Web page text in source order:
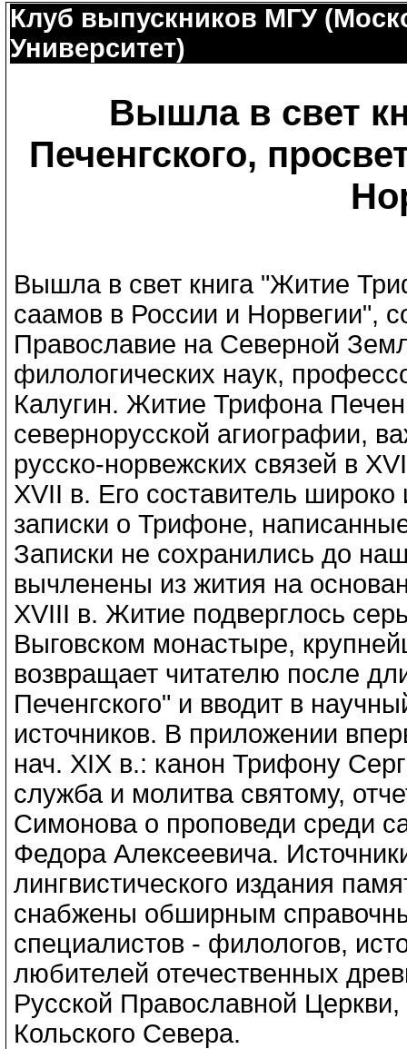
Клуб выпускников МГУ
Университет)
Вышла в свет
Печенгского,
Вышла в свет книга "Житие
саамов в России и Норвегии",
Православие на Северной
филологических наук,
Калугин. Житие Трифона
севернорусской агиографии,
русско-норвежских связей в
XVII в. Его составитель
записки о Трифоне,
Записки не сохранились до
вычленены из жития на
XVIII в. Житие подверглось
Выговском монастыре,
возвращает читателю после
Печенгского" и вводит в
источников. В приложении
нач. XIX в.: канон Трифону
служба и молитва святому,
Симонова о проповеди среди
Федора Алексеевича.
лингвистического издания
снабжены обширным
специалистов - филологов,
любителей отечественных
Русской Православной
Кольского Севера.